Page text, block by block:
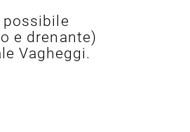
e drenante)
Vagheggi.